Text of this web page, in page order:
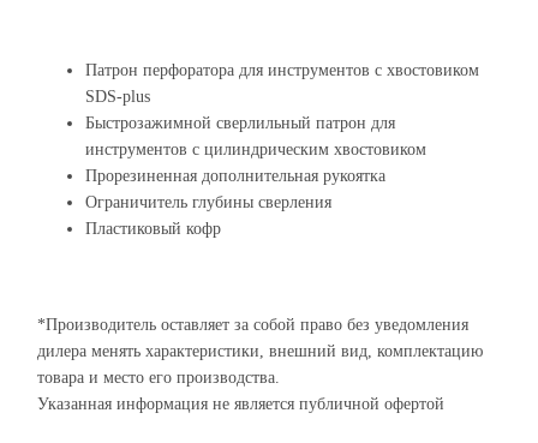
Патрон перфоратора для инструментов с хвостовиком
SDS-plus
Быстрозажимной сверлильный патрон для
инструментов с цилиндрическим хвостовиком
Прорезиненная дополнительная рукоятка
Ограничитель глубины сверления
Пластиковый кофр
*Производитель оставляет за собой право без уведомления
дилера менять характеристики, внешний вид, комплектацию
товара и место его производства.
Указанная информация не является публичной офертой